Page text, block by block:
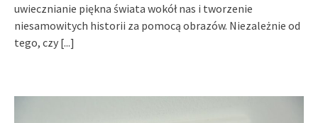
uwiecznianie piękna świata wokół nas i tworzenie
niesamowitych historii za pomocą obrazów. Niezależnie od
tego, czy [...]